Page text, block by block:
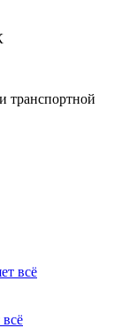
транспортной